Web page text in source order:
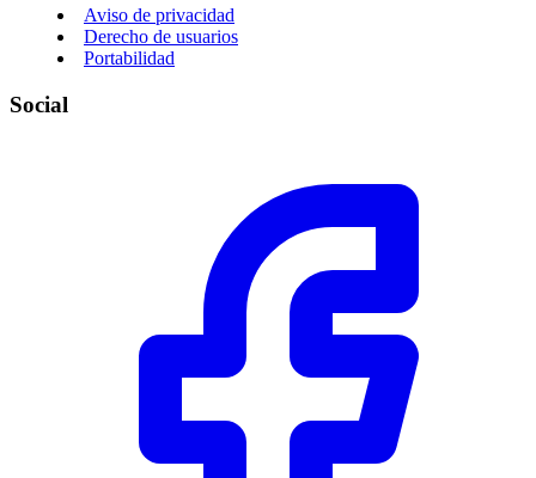
Aviso de privacidad
Derecho de usuarios
Portabilidad
Social